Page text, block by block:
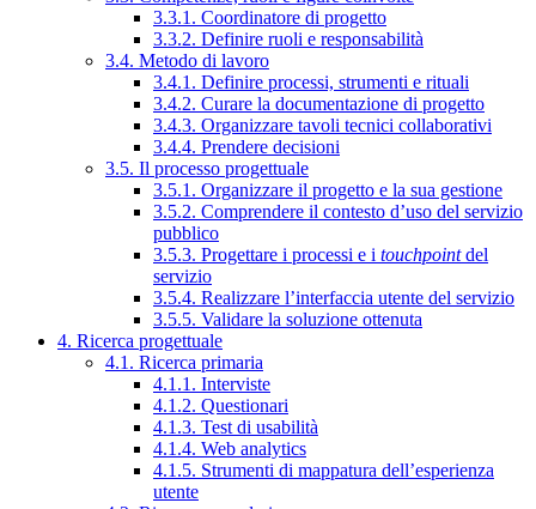
3.3.1. Coordinatore di progetto
3.3.2. Definire ruoli e responsabilità
3.4. Metodo di lavoro
3.4.1. Definire processi, strumenti e rituali
3.4.2. Curare la documentazione di progetto
3.4.3. Organizzare tavoli tecnici collaborativi
3.4.4. Prendere decisioni
3.5. Il processo progettuale
3.5.1. Organizzare il progetto e la sua gestione
3.5.2. Comprendere il contesto d’uso del servizio
pubblico
3.5.3. Progettare i processi e i touchpointdel
servizio
3.5.4. Realizzare l’interfaccia utente del servizio
3.5.5. Validare la soluzione ottenuta
4. Ricerca progettuale
4.1. Ricerca primaria
4.1.1. Interviste
4.1.2. Questionari
4.1.3. Test di usabilità
4.1.4. Web analytics
4.1.5. Strumenti di mappatura dell’esperienza
utente